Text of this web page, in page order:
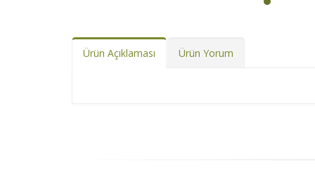
Ürün Açıklaması Ürün Yorum